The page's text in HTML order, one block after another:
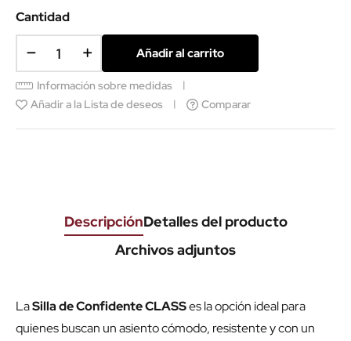
Cantidad
Añadir al carrito
Información sobre medidas
Añadir a la Lista de deseos
Comparar
DescripciónDetalles del producto
Archivos adjuntos
LaSilla de Confidente CLASSes la opción ideal para
quienes buscan un asiento cómodo, resistente y con un